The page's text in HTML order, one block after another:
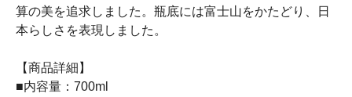
算の美を追求しました。瓶底には富士山をかたどり、日
本らしさを表現しました。
【商品詳細】
■内容量：700ml